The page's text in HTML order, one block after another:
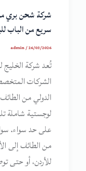
شركة شحن بري
سريع من الباب
admin/26/03/2026
تُعد شركة الخليج
الشركات
الدولي من
لوجستية شاملة
على حد سواء.
من الطائف إلى
للأردن، أو حتى